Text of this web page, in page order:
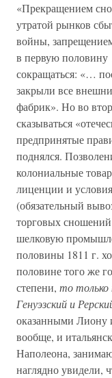
«Прекращением
утратой рынков
войны,
в первую половину
сокращаться: «…
закрыли все
фабрик». Но во
сказываться
предпринятые
поднялся.
колониальные
лиценции и
(обязательный
торговых
шелковую
половины 1811 г.
половине того же
степени, то
Генуэзский и
оказанными Лиону
вообще, и
Наполеона,
наглядно увидели,